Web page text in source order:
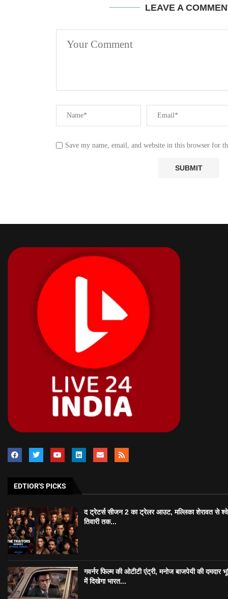
LEAVE A
Save my name, email, and website in this browser for
EDTIOR'S PICKS
द ट्रेटर्स सीजन 2 का ट्रेलर आउट, मल्लिका शेरावत से
तिवारी तक...
गवर्नर फिल्म की ओटीटी एंट्री, मनोज बाजपेयी की दमदार
में दिखेगा भारत...